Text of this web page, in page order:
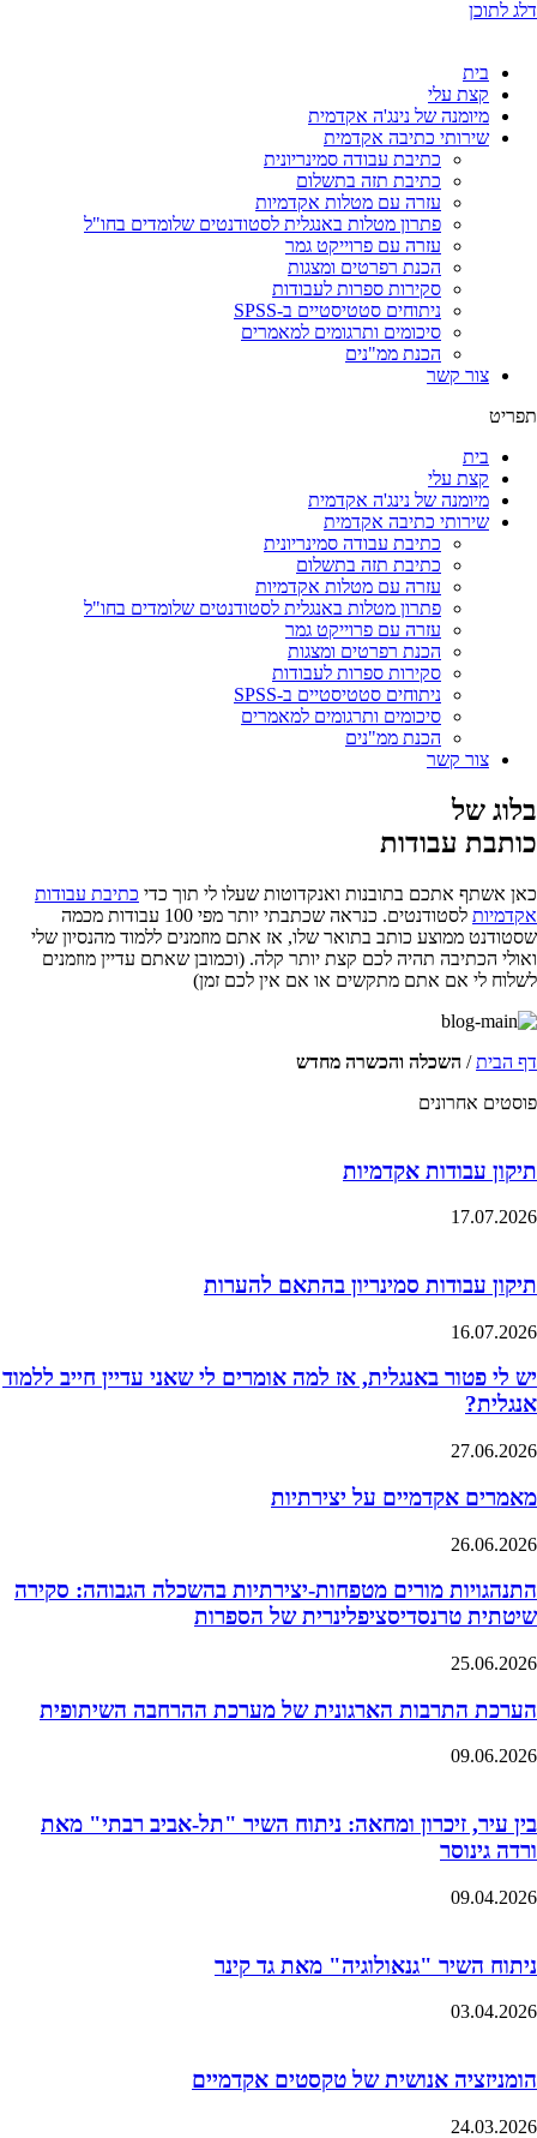
דלג לתוכן
בית
קצת עלי
מיומנה של נינג'ה אקדמית
שירותי כתיבה אקדמית
כתיבת עבודה סמינריונית
כתיבת תזה בתשלום
עזרה עם מטלות אקדמיות
פתרון מטלות באנגלית לסטודנטים שלומדים בחו"ל
עזרה עם פרוייקט גמר
הכנת רפרטים ומצגות
סקירות ספרות לעבודות
ניתוחים סטטיסטיים ב-SPSS
סיכומים ותרגומים למאמרים
הכנת ממ"נים
צור קשר
תפריט
בית
קצת עלי
מיומנה של נינג'ה אקדמית
שירותי כתיבה אקדמית
כתיבת עבודה סמינריונית
כתיבת תזה בתשלום
עזרה עם מטלות אקדמיות
פתרון מטלות באנגלית לסטודנטים שלומדים בחו"ל
עזרה עם פרוייקט גמר
הכנת רפרטים ומצגות
סקירות ספרות לעבודות
ניתוחים סטטיסטיים ב-SPSS
סיכומים ותרגומים למאמרים
הכנת ממ"נים
צור קשר
בלוג של
כותבת עבודות
כאן אשתף אתכם בתובנות ואנקדוטות שעלו לי תוך כדי כתיבת עבודות
אקדמיות
לסטודנטים. כנראה שכתבתי יותר מפי 100 עבודות מכמה
שסטודנט ממוצע כותב בתואר שלו, אז אתם מוזמנים ללמוד מהנסיון שלי
ואולי הכתיבה תהיה לכם קצת יותר קלה. (וכמובן שאתם עדיין מוזמנים
לשלוח לי אם אתם מתקשים או אם אין לכם זמן)
דף הבית/ השכלה והכשרה מחדש
פוסטים אחרונים
תיקון עבודות אקדמיות
17.07.2026
תיקון עבודות סמינריון בהתאם להערות
16.07.2026
יש לי פטור באנגלית, אז למה אומרים לי שאני עדיין חייב ללמוד
אנגלית?
27.06.2026
מאמרים אקדמיים על יצירתיות
26.06.2026
התנהגויות מורים מטפחות-יצירתיות בהשכלה הגבוהה: סקירה
שיטתית טרנסדיסציפלינרית של הספרות
25.06.2026
הערכת התרבות הארגונית של מערכת ההרחבה השיתופית
09.06.2026
בין עיר, זיכרון ומחאה: ניתוח השיר "תל-אביב רבתי" מאת
ורדה גינוסר
09.04.2026
ניתוח השיר "גנאולוגיה" מאת גד קינר
03.04.2026
הומניזציה אנושית של טקסטים אקדמיים
24.03.2026